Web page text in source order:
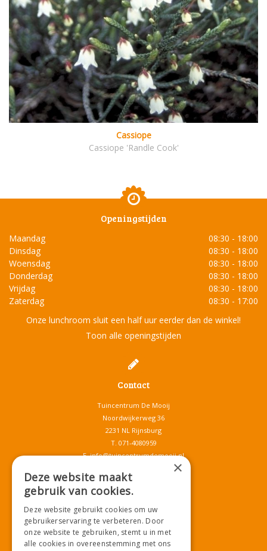
Cassiope
Cassiope 'Randle Cook'
Openingstijden
Maandag
08:30 - 18:00
Dinsdag
08:30 - 18:00
Woensdag
08:30 - 18:00
Donderdag
08:30 - 18:00
Vrijdag
08:30 - 18:00
Zaterdag
08:30 - 17:00
Onze lunchroom sluit een half uur eerder dan de winkel!
Toon alle openingstijden
Contact
Tuincentrum De Mooij
Noordwijkerweg 36
2231 NL Rijnsburg
T. 071-4080959
E.info@tuincentrumdemooij.nl
Download onze App!
×
Deze website maakt
gebruik van cookies.
Deze website gebruikt cookies om uw
gebruikerservaring te verbeteren. Door
onze website te gebruiken, stemt u in met
alle cookies in overeenstemming met ons